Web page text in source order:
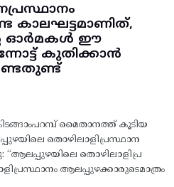
കാലഘട്ടമാണിത്,
ഓർമകൾ ഈ
കുതിക്കാൻ
മൈതാനത്ത്‌ കൂടിയ
തൊഴിലാളിപ്രസ്ഥാന
തൊഴിലാളിപ്ര
ആലപ്പുഴക്കാരുടെമാത്രം